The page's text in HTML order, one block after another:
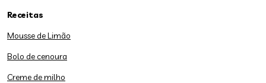
Receitas
Mousse de Limão
Bolo de cenoura
Creme de milho